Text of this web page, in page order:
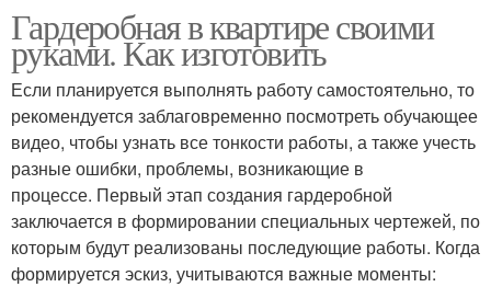
Гардеробная в квартире своими
руками. Как изготовить
Если планируется выполнять работу самостоятельно, то
рекомендуется заблаговременно посмотреть обучающее
видео, чтобы узнать все тонкости работы, а также учесть
разные ошибки, проблемы, возникающие в
процессе. Первый этап создания гардеробной
заключается в формировании специальных чертежей, по
которым будут реализованы последующие работы. Когда
формируется эскиз, учитываются важные моменты: